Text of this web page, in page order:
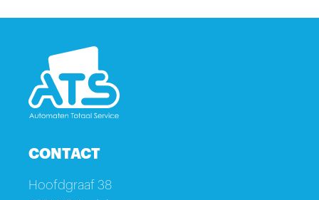
CONTACT
Hoofdgraaf 38